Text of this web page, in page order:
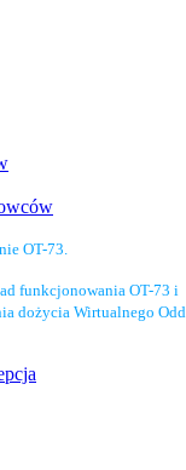
OT-73.
funkcjonowania OT-73 i
dożycia Wirtualnego